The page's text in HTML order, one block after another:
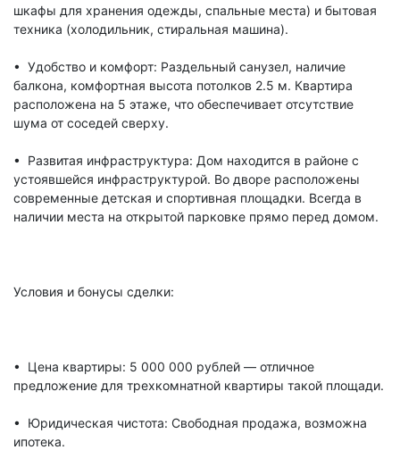
шкафы для хранения одежды, спальные места) и бытовая
техника (холодильник, стиральная машина).
• Удобство и комфорт: Раздельный санузел, наличие
балкона, комфортная высота потолков 2.5 м. Квартира
расположена на 5 этаже, что обеспечивает отсутствие
шума от соседей сверху.
• Развитая инфраструктура: Дом находится в районе с
устоявшейся инфраструктурой. Во дворе расположены
современные детская и спортивная площадки. Всегда в
наличии места на открытой парковке прямо перед домом.
Условия и бонусы сделки:
• Цена квартиры: 5 000 000 рублей — отличное
предложение для трехкомнатной квартиры такой площади.
• Юридическая чистота: Свободная продажа, возможна
ипотека.